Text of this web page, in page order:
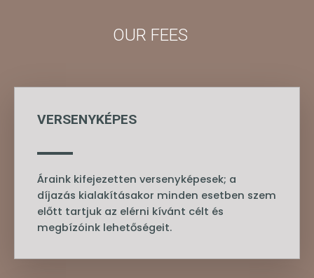
OUR FEES
VERSENYKÉPES
Áraink kifejezetten versenyképesek; a
díjazás kialakításakor minden esetben szem
előtt tartjuk az elérni kívánt célt és
megbízóink lehetőségeit.